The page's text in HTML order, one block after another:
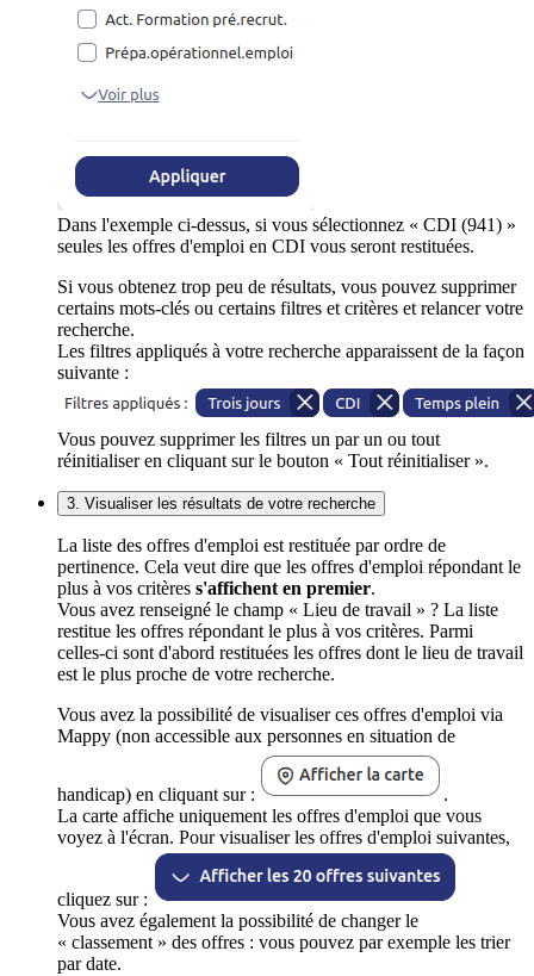
Dans l'exemple ci-dessus, si vous sélectionnez « CDI (941) »
seules les offres d'emploi en CDI vous seront restituées.
Si vous obtenez trop peu de résultats, vous pouvez supprimer
certains mots-clés ou certains filtres et critères et relancer votre
recherche.
Les filtres appliqués à votre recherche apparaissent de la façon
suivante :
Vous pouvez supprimer les filtres un par un ou tout
réinitialiser en cliquant sur le bouton « Tout réinitialiser ».
3. Visualiser les résultats de votre recherche
La liste des offres d'emploi est restituée par ordre de
pertinence. Cela veut dire que les offres d'emploi répondant le
plus à vos critères s'affichent en premier.
Vous avez renseigné le champ « Lieu de travail » ? La liste
restitue les offres répondant le plus à vos critères. Parmi
celles-ci sont d'abord restituées les offres dont le lieu de travail
est le plus proche de votre recherche.
Vous avez la possibilité de visualiser ces offres d'emploi via
Mappy (non accessible aux personnes en situation de
handicap) en cliquant sur :
.
La carte affiche uniquement les offres d'emploi que vous
voyez à l'écran. Pour visualiser les offres d'emploi suivantes,
cliquez sur :
Vous avez également la possibilité de changer le
« classement » des offres : vous pouvez par exemple les trier
par date.